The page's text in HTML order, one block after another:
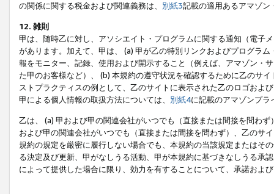
の関係に関する税金および関連義務は、 別紙3記載の適用あるアマゾン
12. 雑則
甲は、随時乙に対し、アソシエイト・プログラムに関する通知（電子
があります。加えて、甲は、 (a) 甲が乙の特別リンクおよびプログラ
報をモニター、記録、使用および開示すること（例えば、アマゾン・
た甲のお客様など）、 (b) 本規約の遵守状況を確認するために乙のサ
ストプラクティスの例として、乙のサイトに表示された乙のロゴおよ
甲による個人情報の取扱方法については、 別紙4に記載のアマゾンプ
乙は、 (a) 甲および甲の関連会社がいつでも（直接または間接を問わ
および甲の関連会社がいつでも（直接または間接を問わず）、乙のサ
規約の規定を厳密に履行しない場合でも、本規約の当該規定またはそ
る決定及び更新、甲がなしうる活動、甲が本規約に基づきなしうる承
によって提供した場合に限り、効力を有することについて、承諾およ